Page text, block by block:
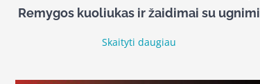
Remygos kuoliukas ir žaidimai su ugnimi
Skaityti daugiau